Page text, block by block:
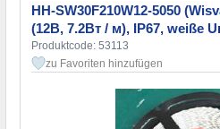
HH-SW30F210W12-5050
(12В, 7.2Вт / м), IP67, weiße
Produktcode: 53113
zu Favoriten hinzufügen